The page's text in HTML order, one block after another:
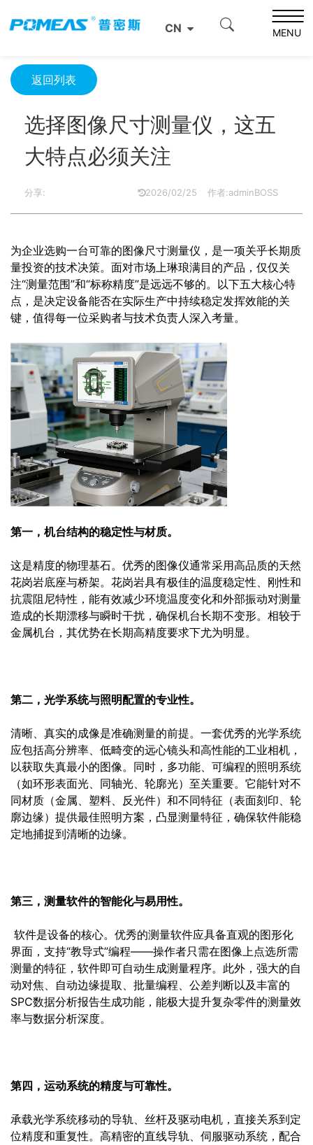
CN MENU
选择图像尺寸测量仪，这五大特点必须关注
返回列表
选择图像尺寸测量仪，这五
大特点必须关注
分享: 2026/02/25 作者:adminBOSS
为企业选购一台可靠的图像尺寸测量仪，是一项关乎长期质
量投资的技术决策。面对市场上琳琅满目的产品，仅仅关
注“测量范围”和“标称精度”是远远不够的。以下五大核心特
点，是决定设备能否在实际生产中持续稳定发挥效能的关
键，值得每一位采购者与技术负责人深入考量。
第一，机台结构的稳定性与材质。
这是精度的物理基石。优秀的图像仪通常采用高品质的天然
花岗岩底座与桥架。花岗岩具有极佳的温度稳定性、刚性和
抗震阻尼特性，能有效减少环境温度变化和外部振动对测量
造成的长期漂移与瞬时干扰，确保机台长期不变形。相较于
金属机台，其优势在长期高精度要求下尤为明显。
第二，光学系统与照明配置的专业性。
清晰、真实的成像是准确测量的前提。一套优秀的光学系统
应包括高分辨率、低畸变的远心镜头和高性能的工业相机，
以获取失真最小的图像。同时，多功能、可编程的照明系统
（如环形表面光、同轴光、轮廓光）至关重要。它能针对不
同材质（金属、塑料、反光件）和不同特征（表面刻印、轮
廓边缘）提供最佳照明方案，凸显测量特征，确保软件能稳
定地捕捉到清晰的边缘。
第三，测量软件的智能化与易用性。
​ 软件是设备的核心。优秀的测量软件应具备直观的图形化
界面，支持“教导式”编程——操作者只需在图像上点选所需
测量的特征，软件即可自动生成测量程序。此外，强大的自
动对焦、自动边缘提取、批量编程、公差判断以及丰富的
SPC数据分析报告生成功能，能极大提升复杂零件的测量效
率与数据分析深度。
第四，运动系统的精度与可靠性。
承载光学系统移动的导轨、丝杆及驱动电机，直接关系到定
位精度和重复性。高精密的直线导轨、伺服驱动系统，配合